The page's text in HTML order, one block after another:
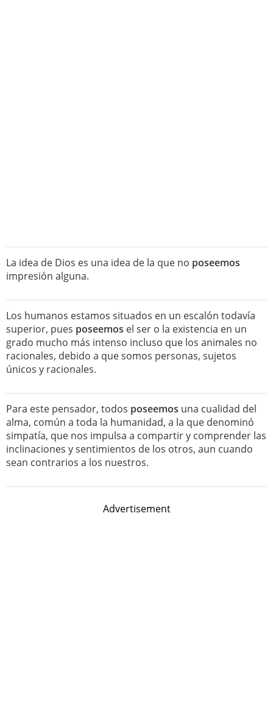
La idea de Dios es una idea de la que no poseemos
impresión alguna.
Los humanos estamos situados en un escalón todavía
superior, pues poseemos el ser o la existencia en un
grado mucho más intenso incluso que los animales no
racionales, debido a que somos personas, sujetos
únicos y racionales.
Para este pensador, todos poseemos una cualidad del
alma, común a toda la humanidad, a la que denominó
simpatía, que nos impulsa a compartir y comprender las
inclinaciones y sentimientos de los otros, aun cuando
sean contrarios a los nuestros.
Advertisement